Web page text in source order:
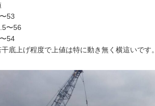
53
〜56
54
底上げ程度で上値は特に動き無く横這いです。